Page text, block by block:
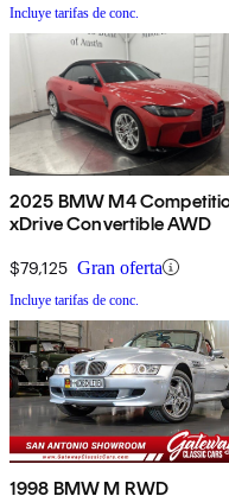
Incluye tarifas de conc.
2025 BMW M4
xDrive Convertible AWD
$79,125 Gran oferta
Incluye tarifas de conc.
1998 BMW M RWD